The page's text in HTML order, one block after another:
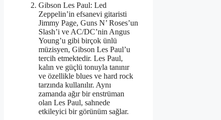
Gibson Les Paul: Led
Zeppelin’in efsanevi gitaristi
Jimmy Page, Guns N’ Roses’un
Slash’i ve AC/DC’nin Angus
Young’u gibi birçok ünlü
müzisyen, Gibson Les Paul’u
tercih etmektedir. Les Paul,
kalın ve güçlü tonuyla tanınır
ve özellikle blues ve hard rock
tarzında kullanılır. Aynı
zamanda ağır bir enstrüman
olan Les Paul, sahnede
etkileyici bir görünüm sağlar.